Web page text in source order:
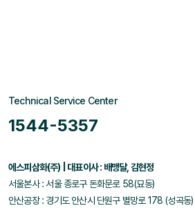
Technical Service Center
1544-5357
에스피삼화(주) | 대표이사 : 배맹달, 김현정
서울본사 : 서울 종로구 돈화문로 58(묘동)
안산공장 : 경기도 안산시 단원구 별망로 178 (성곡동)